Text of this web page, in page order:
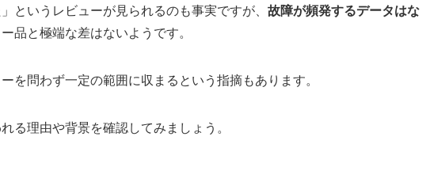
というレビューが見られるのも事実ですが、 故障が頻発するデータはな
品と極端な差はないようです。
を問わず一定の範囲に収まるという指摘もあります。
る理由や背景を確認してみましょう。